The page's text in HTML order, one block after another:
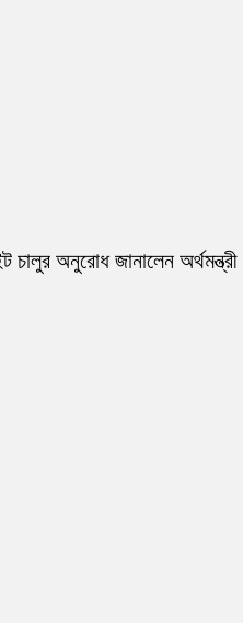
চালুর অনুরোধ জানালেন অর্থমন্ত্রী